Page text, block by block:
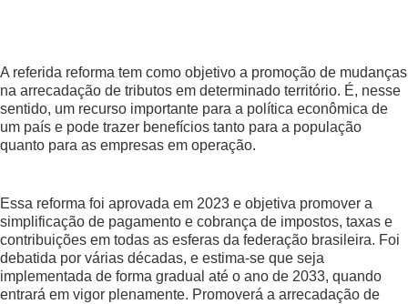
A referida reforma tem como objetivo a promoção de mudanças
na arrecadação de tributos em determinado território. É, nesse
sentido, um recurso importante para a política econômica de
um país e pode trazer benefícios tanto para a população
quanto para as empresas em operação.
Essa reforma foi aprovada em 2023 e objetiva promover a
simplificação de pagamento e cobrança de impostos, taxas e
contribuições em todas as esferas da federação brasileira. Foi
debatida por várias décadas, e estima-se que seja
implementada de forma gradual até o ano de 2033, quando
entrará em vigor plenamente. Promoverá a arrecadação de